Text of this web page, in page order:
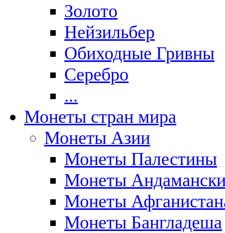
Золото
Нейзильбер
Обиходные Гривны
Серебро
...
Монеты стран мира
Монеты Азии
Монеты Палестины
Монеты
Монеты
Монеты Бангладеша